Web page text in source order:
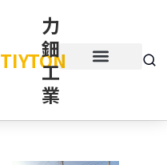
TIYTON
力
鈿
工
業